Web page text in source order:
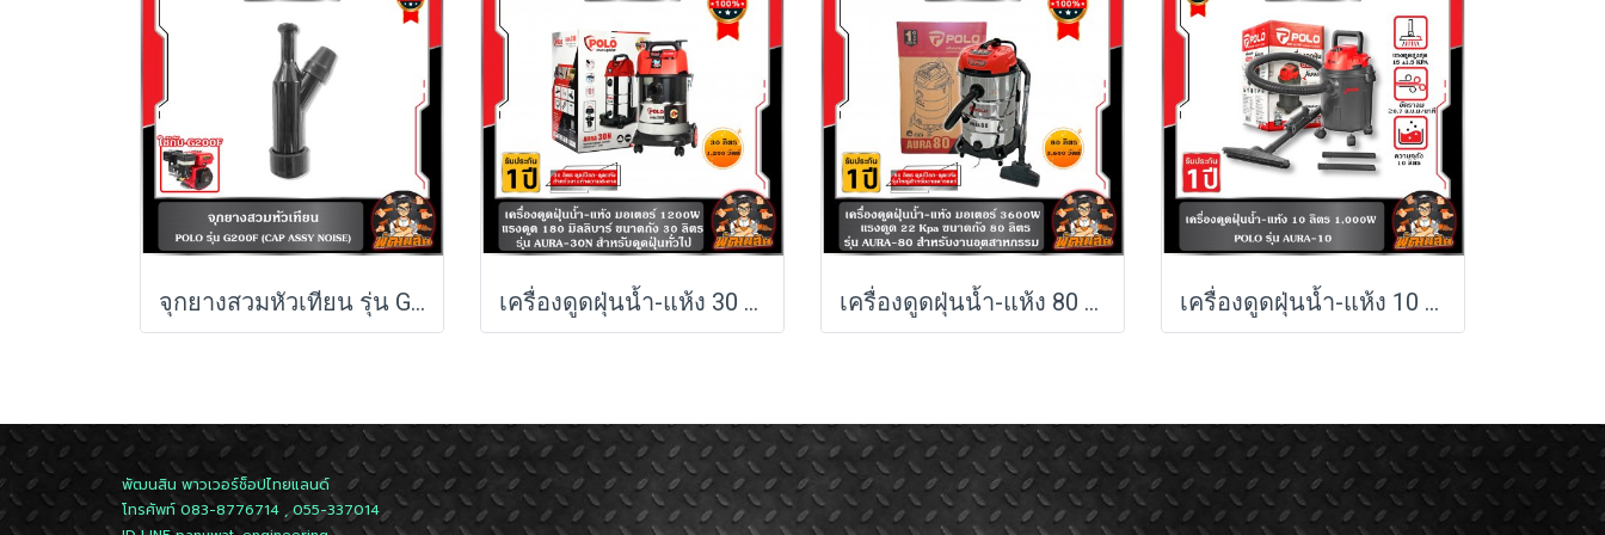
จุกยางสวมหัวเทียน รุ่น G200F POLO (CAP ASSY NOISE)จุกยางสวมหัวเทียน รุ่น G200F POLO (CAP ASSY NOISE) เครื่องดูดฝุ่นน้ำ-แห้ง 30 ลิตร 1,200W AURA-30 POLO (รับประกันศูนย์ 1 ปี) เครื่องดูดฝุ่นน้ำ-แห้ง 80 ลิตร 3,600W AURA-80 POLO (รับประกันศูนย์ 1 ปี) เครื่องดูดฝุ่นน้ำ-แห้ง 10 ลิตร 1,000W AURA-10 POLO (รับประกันศูนย์ 1 ปี)
พัฒนสิน พาวเวอร์ช็อปไทยแลนด์
โทรศัพท์ 083-8776714 , 055-337014